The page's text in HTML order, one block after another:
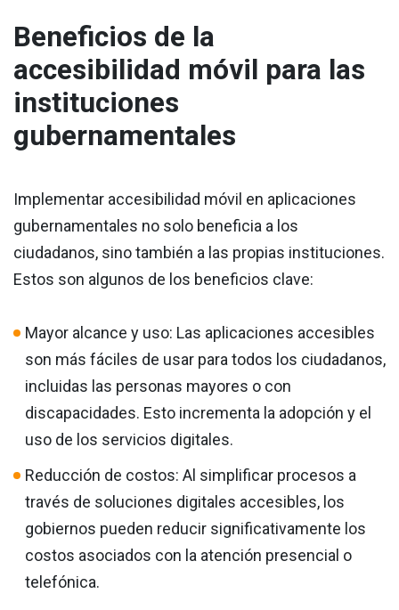
Beneficios de la
accesibilidad móvil para las
instituciones
gubernamentales
Implementar accesibilidad móvil en aplicaciones
gubernamentales no solo beneficia a los
ciudadanos, sino también a las propias instituciones.
Estos son algunos de los beneficios clave:
Mayor alcance y uso: Las aplicaciones accesibles
son más fáciles de usar para todos los ciudadanos,
incluidas las personas mayores o con
discapacidades. Esto incrementa la adopción y el
uso de los servicios digitales.
Reducción de costos: Al simplificar procesos a
través de soluciones digitales accesibles, los
gobiernos pueden reducir significativamente los
costos asociados con la atención presencial o
telefónica.